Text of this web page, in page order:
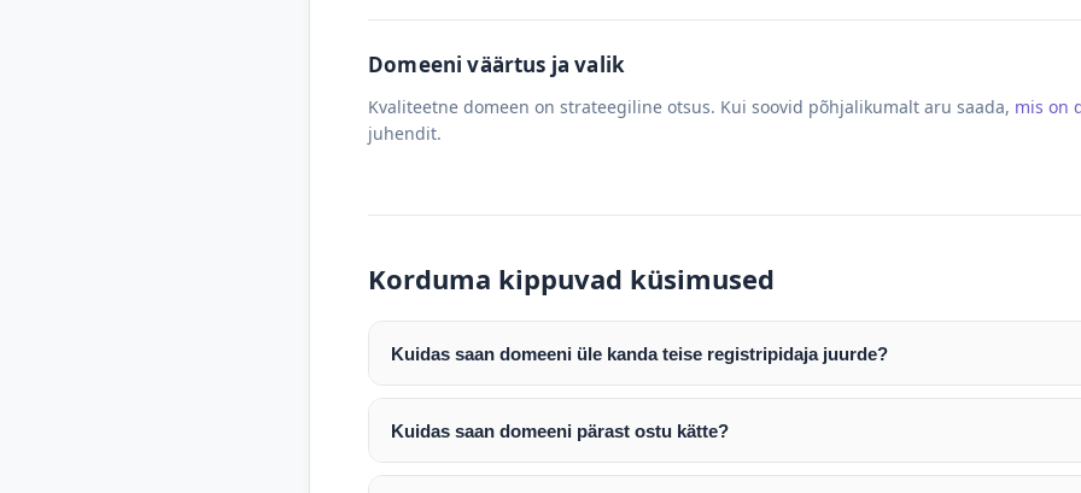
Domeeni väärtus ja valik
Kvaliteetne domeen on strateegiline otsus. Kui soovid põhjalikumalt aru saada, mis on
juhendit.
Korduma kippuvad küsimused
Kuidas saan domeeni üle kanda teise registripidaja juurde?
Pärast makse laekumist edastame teile domeeni AUTH (EPP) koodi. Selle abil saate
enda valitud registripidaja juurde.
Domeeni ülekandmine toimub registripidajate vahelise protsessina ning võib võtta
Kuidas saan domeeni pärast ostu kätte?
Pärast ostu vormistamist väljastame arve. Maksekinnituse järel edastame teile